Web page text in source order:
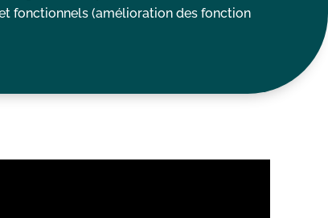
fonctionnels (amélioration des fonction